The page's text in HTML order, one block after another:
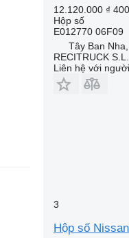
12.120.000 ₫
Hộp số
E012770 06F09
Tây Ban
RECITRUCK S.L.
Liên hệ với
3
Hộp số